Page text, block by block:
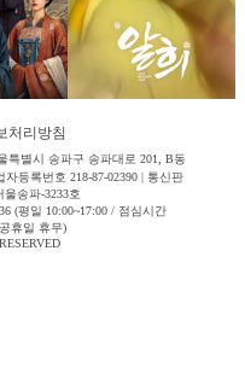
처리방침
특별시 송파구 송파대로 201, B동
등록번호 218-87-02390 | 통신판
송파-3233호
(평일 10:00~17:00 / 점심시간
휴일 휴무)